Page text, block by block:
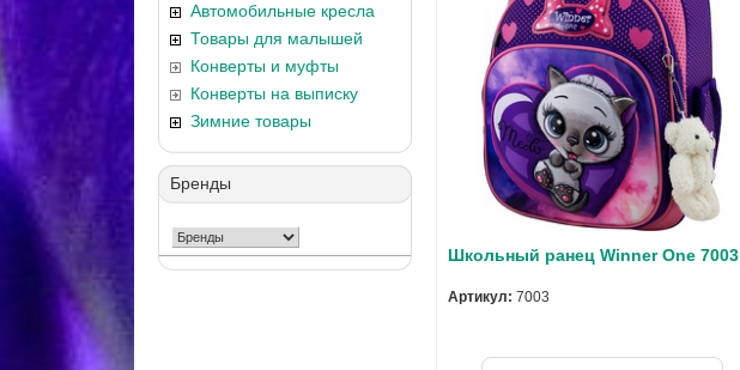
Автомобильные кресла
Товары для малышей
Конверты и муфты
Конверты на выписку
Зимние товары
Бренды
Школьный ранец Winner One 7003
Артикул: 7003